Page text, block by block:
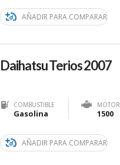
AÑADIR PARA COMPARAR
Daihatsu Terios 2007
COMBUSTIBLE
Gasolina
MOTOR
1500
AÑADIR PARA COMPARAR